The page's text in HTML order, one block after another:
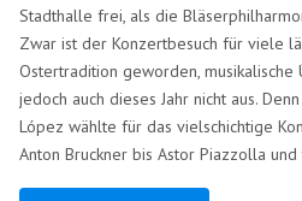
Stadthalle frei, als die
Zwar ist der Konzertbesuch für viele
Ostertradition geworden, musikalische
jedoch auch dieses Jahr nicht aus.
López wählte für das vielschichtige
Anton Bruckner bis Astor Piazzolla